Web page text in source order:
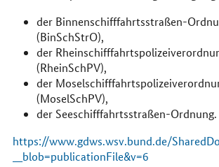
der Binnenschifffahrtsstraßen-
(BinSchStrO),
der
(RheinSchPV),
der
(MoselSchPV),
der Seeschifffahrtsstraßen-Ordnung.
https://www.gdws.wsv.bund.de/
__blob=publicationFile&v=6